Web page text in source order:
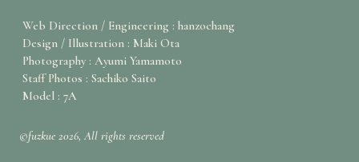
Web Direction / Engineering : hanzochang
Design / Illustration : Maki Ota
Photography : Ayumi Yamamoto
Staff Photos : Sachiko Saito
Model : 7A
©fuzkue 2026, All rights reserved